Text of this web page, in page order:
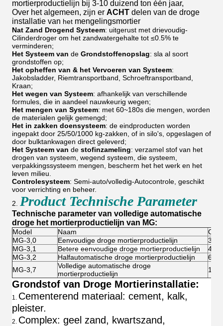
mortierproductielijn bij 3-10 duizend ton één jaar,
Over het algemeen, zijn er ACHT delen van de droge
installatie van het mengelingsmortier
Nat Zand Drogend Systeem: uitgerust met drievoudig-
Cilinderdroger om het zandwatergehalte tot ≤0.5% te
verminderen;
Het Systeem van de Grondstoffenopslag: sla al soort
grondstoffen op;
Het opheffen van & het Vervoeren van Systeem:
Jakobsladder, Riemtransportband, Schroeftransportband,
Kraan;
Het wegen van Systeem: afhankelijk van verschillende
formules, die in aandeel nauwkeurig wegen;
Het mengen van Systeem: met 60~180s die mengen, worden
de materialen gelijk gemengd;
Het in zakken doensysteem: de eindproducten worden
ingepakt door 25/50/1000 kg-zakken, of in silo's, opgeslagen of
door bulktankwagen direct geleverd;
Het Systeem van de stofinzameling: verzamel stof van het
drogen van systeem, wegend systeem, die systeem,
verpakkingssysteem mengen, bescherm het het werk en het
leven milieu.
Controlesysteem: Semi-auto/volledig-Autocontrole, geschikt
voor verrichting en beheer.
2. Product Technische Parameter
Technische parameter van volledige automatische
droge het mortierproductielijn van MG:
Model Naam
MG-3,0
Eenvoudige droge mortierproductielijn
3T/H
MG-3,1
Betere eenvoudige droge mortierproductielijn
4-
MG-3,2
Halfautomatische droge mortierproductielijn
6-
MG-3,7
Volledige automatische droge
mortierproductielijn
10-
Grondstof van Droge Mortierinstallatie:
1. Cementerend materiaal: cement, kalk,
pleister.
2. Complex: geel zand, kwartszand,